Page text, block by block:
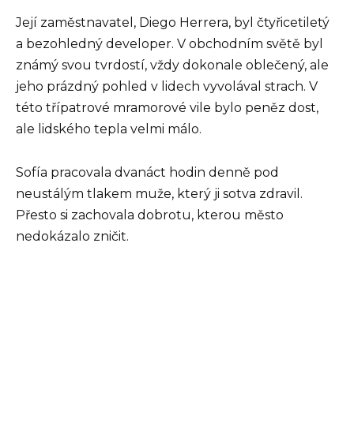
Její zaměstnavatel, Diego Herrera, byl čtyřicetiletý
a bezohledný developer. V obchodním světě byl
známý svou tvrdostí, vždy dokonale oblečený, ale
jeho prázdný pohled v lidech vyvolával strach. V
této třípatrové mramorové vile bylo peněz dost,
ale lidského tepla velmi málo.
Sofía pracovala dvanáct hodin denně pod
neustálým tlakem muže, který ji sotva zdravil.
Přesto si zachovala dobrotu, kterou město
nedokázalo zničit.